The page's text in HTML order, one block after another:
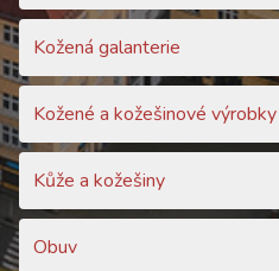
Kožená galanterie
Kožené a kožešinové výrobky
Kůže a kožešiny
Obuv